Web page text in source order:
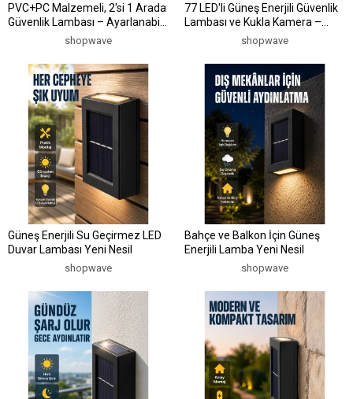
PVC+PC Malzemeli, 2'si 1 Arada
Güvenlik Lambası – Ayarlanabilir
Başlık ve Panel Açısı
shopwave
77 LED'li Güneş Enerjili Güvenlik
Lambası ve Kukla Kamera –
Hareket Sensörlü, 2400mAh Pilli
shopwave
Güneş Enerjili Su Geçirmez LED
Duvar Lambası Yeni Nesil
shopwave
Bahçe ve Balkon İçin Güneş
Enerjili Lamba Yeni Nesil
shopwave